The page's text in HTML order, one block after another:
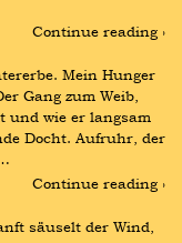
Continue reading ›
Mein Hunger
Gang zum Weib,
und wie er langsam
Docht. Aufruhr, der
Continue reading ›
säuselt der Wind,